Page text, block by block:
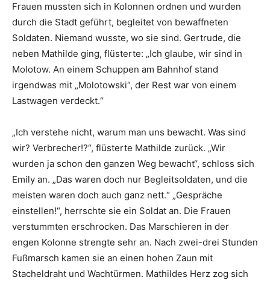
Frauen mussten sich in Kolonnen ordnen und wurden
durch die Stadt geführt, begleitet von bewaffneten
Soldaten. Niemand wusste, wo sie sind. Gertrude, die
neben Mathilde ging, flüsterte: „Ich glaube, wir sind in
Molotow. An einem Schuppen am Bahnhof stand
irgendwas mit „Molotowski“, der Rest war von einem
Lastwagen verdeckt.“
„Ich verstehe nicht, warum man uns bewacht. Was sind
wir? Verbrecher!?“, flüsterte Mathilde zurück. „Wir
wurden ja schon den ganzen Weg bewacht“, schloss sich
Emily an. „Das waren doch nur Begleitsoldaten, und die
meisten waren doch auch ganz nett.“ „Gespräche
einstellen!“, herrschte sie ein Soldat an. Die Frauen
verstummten erschrocken. Das Marschieren in der
engen Kolonne strengte sehr an. Nach zwei-drei Stunden
Fußmarsch kamen sie an einen hohen Zaun mit
Stacheldraht und Wachtürmen. Mathildes Herz zog sich